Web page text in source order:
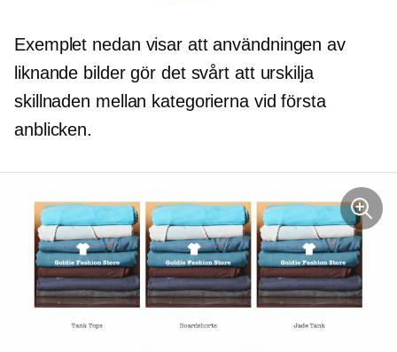
Exemplet nedan visar att användningen av
liknande bilder gör det svårt att urskilja
skillnaden mellan kategorierna vid första
anblicken.